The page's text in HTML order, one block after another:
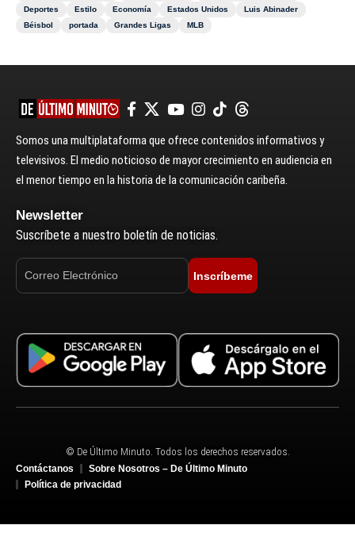
Deportes
Estilo Economía Estados Unidos
Luis Abinader
Béisbol
portada Grandes Ligas MLB
Somos una multiplataforma que ofrece contenidos informativos y
televisivos. El medio noticioso de mayor crecimiento en audiencia en
el menor tiempo en la historia de la comunicación caribeña.
Newsletter
Suscríbete a nuestro boletín de noticias.
Inscríbeme
© De Último Minuto. Todos los derechos reservados.
Contáctanos
Sobre Nosotros – De Último Minuto
Política de privacidad